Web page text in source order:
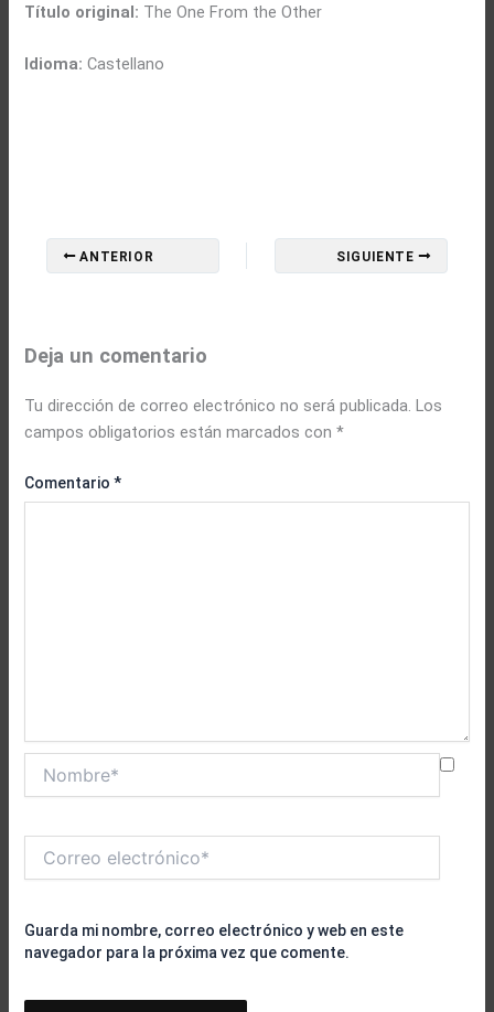
Título original: The One From the Other
Idioma: Castellano
ANTERIOR SIGUIENTE
Deja un comentario
Tu dirección de correo electrónico no será publicada. Los
campos obligatorios están marcados con*
Comentario*
electrónico*
Guarda mi nombre, correo electrónico y web en este
navegador para la próxima vez que comente.